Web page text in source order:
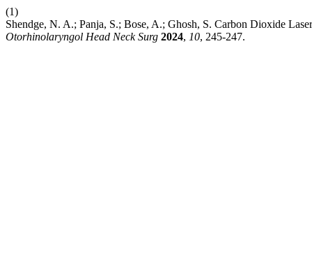
(1)
Shendge, N. A.; Panja, S.; Bose, A.; Ghosh, S. Carbon Dioxide
Otorhinolaryngol Head Neck Surg 2024, 10, 245-247.